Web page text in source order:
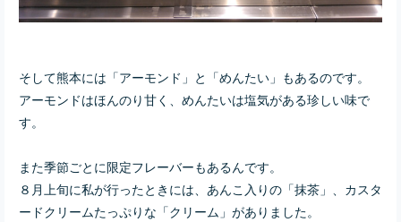
そして熊本には「アーモンド」と「めんたい」もあるのです。
アーモンドはほんのり甘く、めんたいは塩気がある珍しい味で
す。
また季節ごとに限定フレーバーもあるんです。
８月上旬に私が行ったときには、あんこ入りの「抹茶」、カスタ
ードクリームたっぷりな「クリーム」がありました。